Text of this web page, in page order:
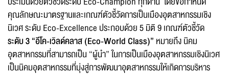
คุณลักษณะมาตรฐานและเกณฑ์ตัวชี้วัดการเป็นเมืองอุตสาหกรรมเชิง
นิเวศ ระดับ Eco-Excellence ประกอบด้วย 5 มิติ 9 เกณฑ์ตัวชี้วัด
ระดับ 3 “อีโค-เวิลด์คลาส (Eco-World Class)” หมายถึง นิคม
อุตสาหกรรมที่สามารถเป็น “ผู้นำ” ในการเป็นเมืองอุตสาหกรรมเชิงนิเวศ
เป็นนิคมอุตสาหกรรมที่มุ่งสู่การพัฒนาอุตสาหกรรมให้เกิดการบริหาร